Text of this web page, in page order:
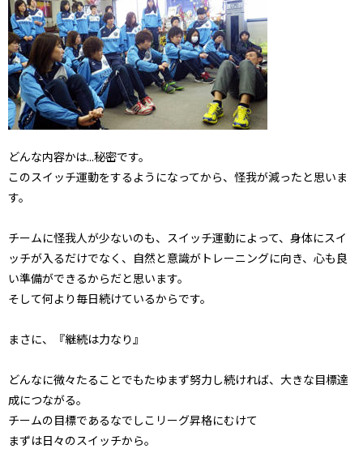
どんな内容かは...秘密です。
このスイッチ運動をするようになってから、怪我が減ったと思いま
す。
チームに怪我人が少ないのも、スイッチ運動によって、身体にスイ
ッチが入るだけでなく、自然と意識がトレーニングに向き、心も良
い準備ができるからだと思います。
そして何より毎日続けているからです。
まさに、『継続は力なり』
どんなに微々たることでもたゆまず努力し続ければ、大きな目標達
成につながる。
チームの目標であるなでしこリーグ昇格にむけて
まずは日々のスイッチから。